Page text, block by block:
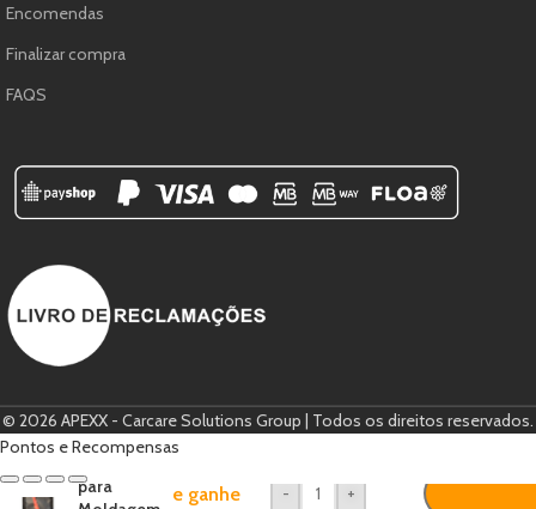
Encomendas
Finalizar compra
FAQS
© 2026 APEXX - Carcare Solutions Group | Todos os direitos reservados.
Espátula
Magnética
para
e ganhe
- +
Pontos e Recompensas